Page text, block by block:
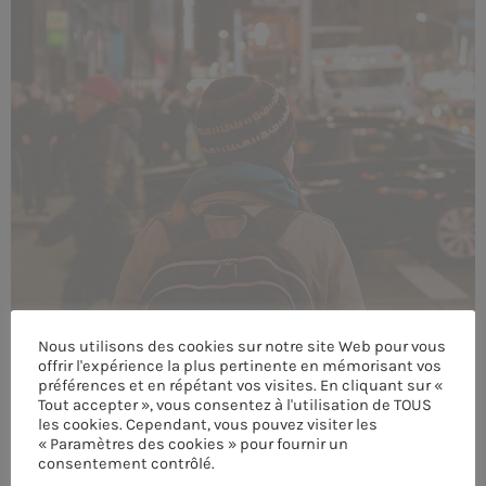
CUSTOM PLAYER
RALIEZOT 92
Nous utilisons des cookies sur notre site Web pour vous
offrir l'expérience la plus pertinente en mémorisant vos
préférences et en répétant vos visites. En cliquant sur «
Tout accepter », vous consentez à l'utilisation de TOUS
les cookies. Cependant, vous pouvez visiter les
« Paramètres des cookies » pour fournir un
consentement contrôlé.